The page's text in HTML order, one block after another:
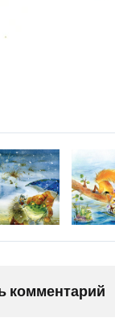
комментарий